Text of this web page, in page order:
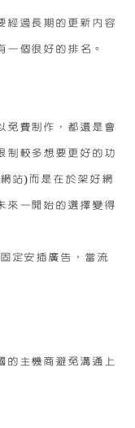
經過長期的更新內容
個很好的排名。
免費制作，都還是會
制較多想要更好的功
站)而是在於架好網
來一開始的選擇變得
定安插廣告，當流
的主機商避免溝通上